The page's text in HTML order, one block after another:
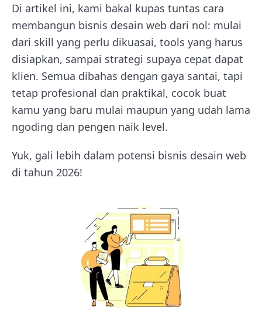
Di artikel ini, kami bakal kupas tuntas cara
membangun bisnis desain web dari nol: mulai
dari skill yang perlu dikuasai, tools yang harus
disiapkan, sampai strategi supaya cepat dapat
klien. Semua dibahas dengan gaya santai, tapi
tetap profesional dan praktikal, cocok buat
kamu yang baru mulai maupun yang udah lama
ngoding dan pengen naik level.
Yuk, gali lebih dalam potensi bisnis desain web
di tahun 2026!